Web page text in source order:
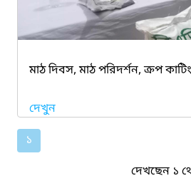
মাঠ দিবস, মাঠ পরিদর্শন, ক্রপ
দেখুন
১
দেখছেন ১